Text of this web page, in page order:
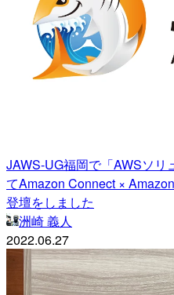
JAWS-UG福岡で「AWSソリ
てAmazon Connect ×
登壇をしました
洲崎 義人
2022.06.27